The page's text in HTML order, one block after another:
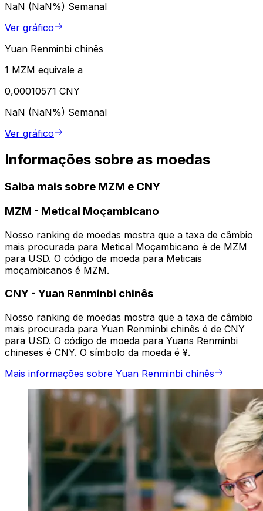
NaN (NaN%) Semanal
Ver gráfico
Yuan Renminbi chinês
1 MZM equivale a
0,00010571 CNY
NaN (NaN%) Semanal
Ver gráfico
Informações sobre as moedas
Saiba mais sobre MZM e CNY
MZM - Metical Moçambicano
Nosso ranking de moedas mostra que a taxa de câmbio
mais procurada para Metical Moçambicano é de MZM
para USD. O código de moeda para Meticais
moçambicanos é MZM.
CNY - Yuan Renminbi chinês
Nosso ranking de moedas mostra que a taxa de câmbio
mais procurada para Yuan Renminbi chinês é de CNY
para USD. O código de moeda para Yuans Renminbi
chineses é CNY. O símbolo da moeda é ¥.
Mais informações sobre Yuan Renminbi chinês